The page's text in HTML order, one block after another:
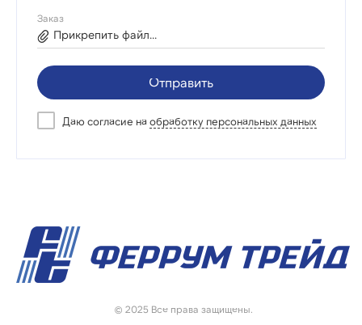
Заказ
Прикрепить файл...
Отправить
Даю согласие на обработку персональных данных
© 2025 Все права защищены.